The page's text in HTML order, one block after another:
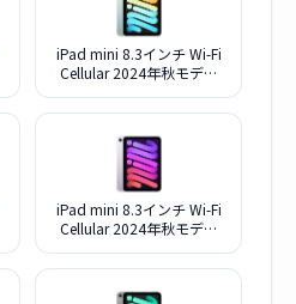
iPad mini 8.3インチ Wi-Fi
Cellular 2024年秋モデル
ー [ブルー]
iPad mini 8.3インチ Wi-Fi
Cellular 2024年秋モデル
ー [パープル]